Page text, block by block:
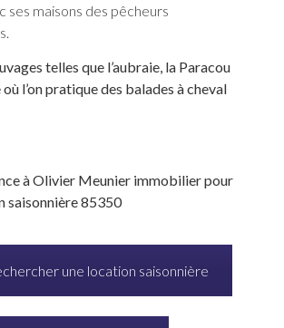
ses maisons des pêcheurs
telles que l’aubraie, la Paracou
l’on pratique des balades à cheval
à Olivier Meunier immobilier pour
saisonnière 85350
une location saisonnière